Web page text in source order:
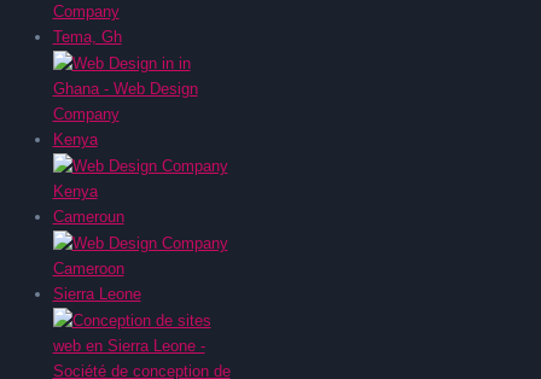
Tema, Gh
Kenya
Cameroun
Sierra Leone